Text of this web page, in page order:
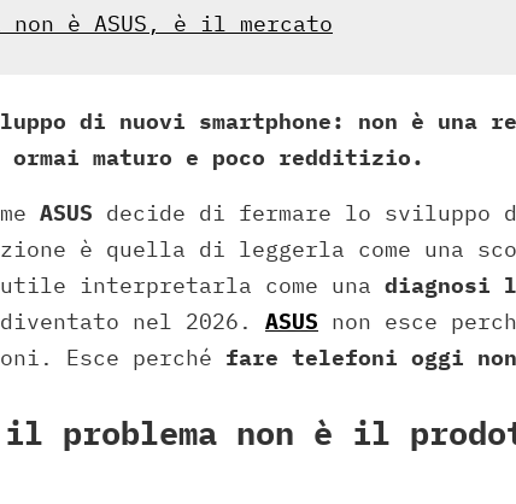
è ASUS, è il mercato
di nuovi smartphone: non è una
ormai maturo e poco redditizio.
ASUS decide di fermare lo sviluppo
è quella di leggerla come una
interpretarla come una diagnosi
nel 2026. ASUS non esce
Esce perché fare telefoni oggi
il problema non è il